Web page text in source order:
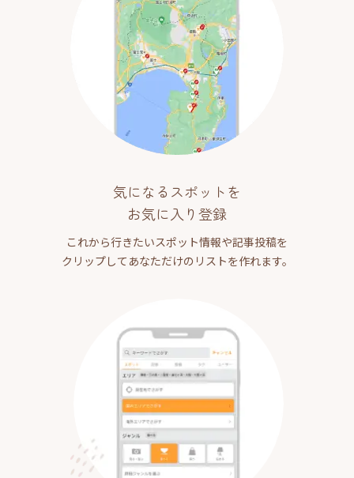
気になるスポットを
お気に入り登録
これから行きたいスポット情報や記事投稿を
クリップしてあなただけのリストを作れます。